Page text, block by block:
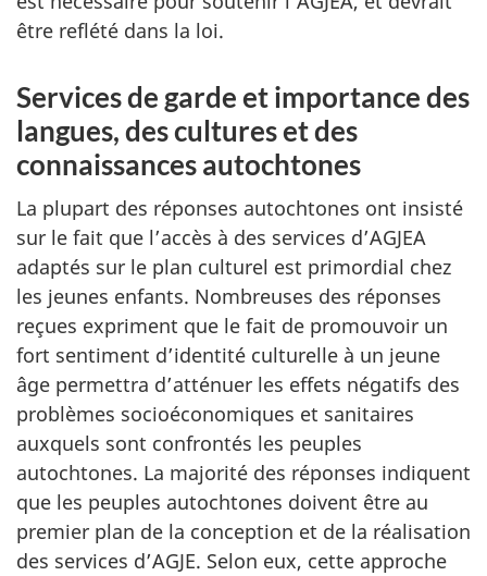
être reflété dans la loi.
Services de garde et importance des
langues, des cultures et des
connaissances autochtones
La plupart des réponses autochtones ont insisté
sur le fait que l’accès à des services d’AGJEA
adaptés sur le plan culturel est primordial chez
les jeunes enfants. Nombreuses des réponses
reçues expriment que le fait de promouvoir un
fort sentiment d’identité culturelle à un jeune
âge permettra d’atténuer les effets négatifs des
problèmes socioéconomiques et sanitaires
auxquels sont confrontés les peuples
autochtones. La majorité des réponses indiquent
que les peuples autochtones doivent être au
premier plan de la conception et de la réalisation
des services d’AGJE. Selon eux, cette approche